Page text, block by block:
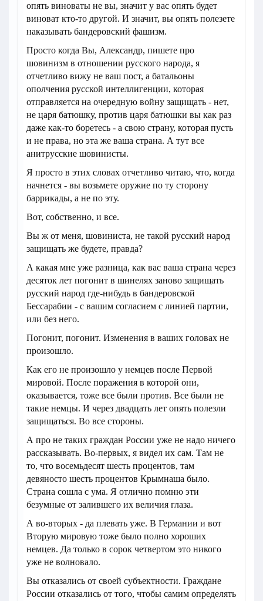
опять виноваты не вы, значит у вас опять будет
виноват кто-то другой. И значит, вы опять полезете
наказывать бандеровский фашизм.
Просто когда Вы, Александр, пишете про
шовинизм в отношении русского народа, я
отчетливо вижу не ваш пост, а батальоны
ополчения русской интеллигенции, которая
отправляется на очередную войну защищать - нет,
не царя батюшку, против царя батюшки вы как раз
даже как-то боретесь - а свою страну, которая пусть
и не права, но эта же ваша страна. А тут все
анитрусские шовинисты.
Я просто в этих словах отчетливо читаю, что, когда
начнется - вы возьмете оружие по ту сторону
баррикады, а не по эту.
Вот, собственно, и все.
Вы ж от меня, шовиниста, не такой русский народ
защищать же будете, правда?
А какая мне уже разница, как вас ваша страна через
десяток лет погонит в шинелях заново защищать
русский народ где-нибудь в бандеровской
Бессарабии - с вашим согласием с линией партии,
или без него.
Погонит, погонит. Изменения в ваших головах не
произошло.
Как его не произошло у немцев после Первой
мировой. После поражения в которой они,
оказывается, тоже все были против. Все были не
такие немцы. И через двадцать лет опять полезли
защищаться. Во все стороны.
А про не таких граждан России уже не надо ничего
рассказывать. Во-первых, я видел их сам. Там не
то, что восемьдесят шесть процентов, там
девяносто шесть процентов Крымнаша было.
Страна сошла с ума. Я отлично помню эти
безумные от залившего их величия глаза.
А во-вторых - да плевать уже. В Германии и вот
Вторую мировую тоже было полно хороших
немцев. Да только в сорок четвертом это никого
уже не волновало.
Вы отказались от своей субъектности. Граждане
России отказались от того, чтобы самим определять